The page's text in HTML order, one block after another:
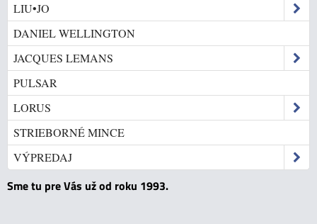
LIU•JO
DANIEL WELLINGTON
JACQUES LEMANS
PULSAR
LORUS
STRIEBORNÉ MINCE
VÝPREDAJ
Sme tu pre Vás už od roku 1993.